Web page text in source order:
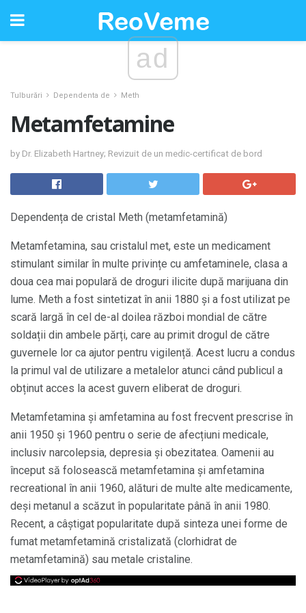
ad
Tulburări Dependenta de Meth
Metamfetamine
by Dr. Elizabeth Hartney; Revizuit de un medic-certificat de bord
Dependența de cristal Meth (metamfetamină)
Metamfetamina, sau cristalul met, este un medicament
stimulant similar în multe privințe cu amfetaminele, clasa a
doua cea mai populară de droguri ilicite după marijuana din
lume. Meth a fost sintetizat în anii 1880 și a fost utilizat pe
scară largă în cel de-al doilea război mondial de către
soldații din ambele părți, care au primit drogul de către
guvernele lor ca ajutor pentru vigilență. Acest lucru a condus
la primul val de utilizare a metalelor atunci când publicul a
obținut acces la acest guvern eliberat de droguri.
Metamfetamina și amfetamina au fost frecvent prescrise în
anii 1950 și 1960 pentru o serie de afecțiuni medicale,
inclusiv narcolepsia, depresia și obezitatea. Oamenii au
început să folosească metamfetamina și amfetamina
recreational în anii 1960, alături de multe alte medicamente,
deși metanul a scăzut în popularitate până în anii 1980.
Recent, a câștigat popularitate după sinteza unei forme de
fumat metamfetamină cristalizată (clorhidrat de
metamfetamină) sau metale cristaline.